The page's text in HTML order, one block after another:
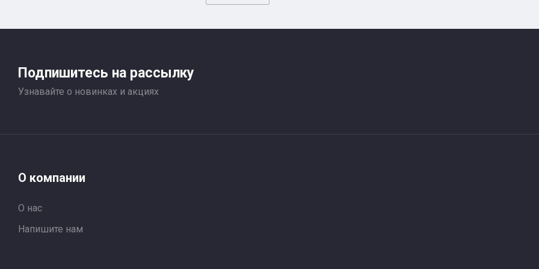
Подпишитесь на рассылку
Узнавайте о новинках и акциях
О компании
О нас
Напишите нам